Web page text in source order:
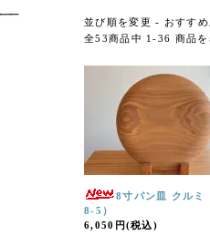
並び順を変更 - おすす
全53商品中 1-36 商品
8寸パン皿 クルミ
8-5）
6,050円(税込)